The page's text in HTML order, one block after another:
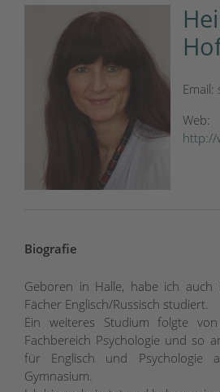
Email:
Web:
http://
Biografie
Geboren in Halle, habe ich
Fächer Englisch/Russisch studiert.
Ein weiteres Studium folgte
Fachbereich Psychologie und so
für Englisch und Psychologie
Gymnasium.